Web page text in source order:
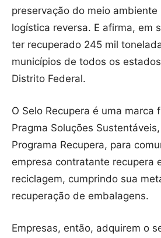
preservação do meio
logística reversa. E afirma, em
ter recuperado 245 mil
municípios de todos os
Distrito Federal.
O Selo Recupera é uma marca
Pragma Soluções
Programa Recupera, para
empresa contratante recupera
reciclagem, cumprindo sua
recuperação de embalagens.
Empresas, então, adquirem o